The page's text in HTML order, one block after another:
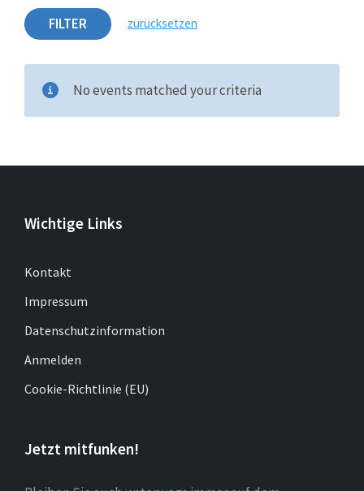
FILTER zurücksetzen
No events matched your criteria
Wichtige Links
Kontakt
Impressum
Datenschutzinformation
Anmelden
Cookie-Richtlinie (EU)
Jetzt mitfunken!